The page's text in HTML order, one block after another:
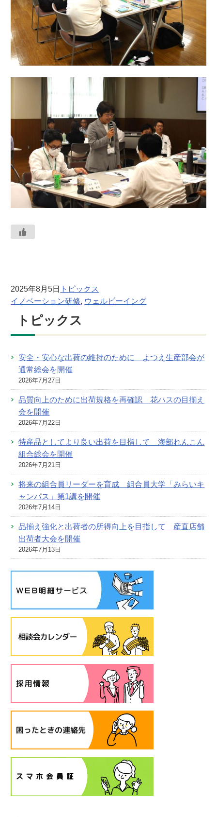
2025年8月5日 トピックス
イノベーション研修, ウェルビーイング
トピックス
安全・安心な出荷の維持のために よつえ生産部会が
通常総会を開催
2026年7月27日
品質向上のために出荷規格を再確認 花ハスの目揃え
会を開催
2026年7月22日
特産品としてより良い出荷を目指して 海部れんこん
組合総会を開催
2026年7月21日
将来の組合員リーダーを育成 組合員大学「みらいキ
ャンパス」第1講を開催
2026年7月14日
品揃え強化と出荷者の所得向上を目指して 産直店舗
出荷者大会を開催
2026年7月13日